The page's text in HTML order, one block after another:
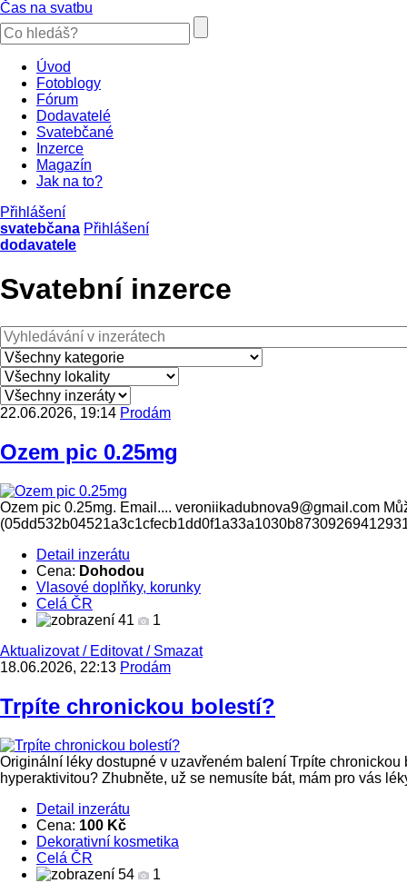
Čas na svatbu
Úvod
Fotoblogy
Fórum
Dodavatelé
Svatebčané
Inzerce
Magazín
Jak na to?
Přihlášení
svatebčana Přihlášení
dodavatele
Svatební inzerce
22.06.2026, 19:14 Prodám
Ozem pic 0.25mg
Ozem pic 0.25mg. Email.... veroniikadubnova9@gmail.com
Detail inzerátu
Cena: Dohodou
Vlasové doplňky, korunky
Celá ČR
41
1
Aktualizovat/ Editovat/ Smazat
18.06.2026, 22:13 Prodám
Trpíte chronickou bolestí?
Originální léky dostupné v uzavřeném balení Trpíte
hyperaktivitou? Zhubněte, už se nemusíte bát, mám pro vás
Detail inzerátu
Cena: 100 Kč
Dekorativní kosmetika
Celá ČR
54
1